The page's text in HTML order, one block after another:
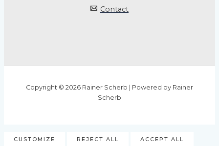
Contact
Copyright © 2026 Rainer Scherb | Powered by Rainer
Scherb
CUSTOMIZE REJECT ALL ACCEPT ALL